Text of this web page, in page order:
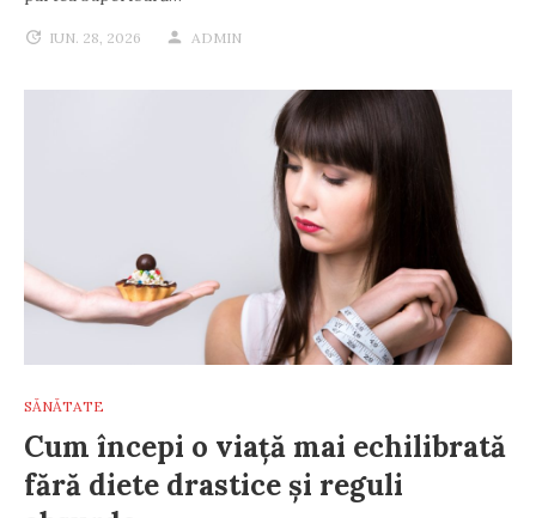
IUN. 28, 2026 ADMIN
SĂNĂTATE
Cum începi o viață mai echilibrată
fără diete drastice și reguli